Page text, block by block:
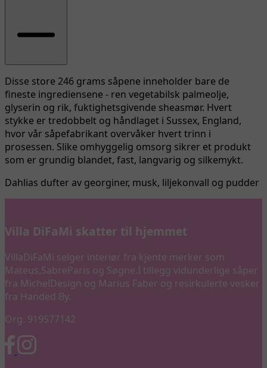
Disse store 246 grams såpene inneholder bare de
fineste ingrediensene - ren vegetabilsk palmeolje,
glyserin og rik, fuktighetsgivende sheasmør. Hvert
stykke er tredobbelt og håndlaget i Sussex, England,
hvor vår såpefabrikant overvåker hvert trinn i
prosessen. Slike omhyggelig omsorg sikrer et produkt
som er grundig blandet, fast, langvarig og silkemykt.
Dahlias dufter av georginer, musk, liljekonvall og pudder
Villa DiFaMi skatter til hjemmet
VillaDiFaMi selger interiør fra kjente merker som
Mateus,SabreParis og Søgne.I tillegg vidunderlige såper
fra MichelDesign og Marius Faber og resirkulerte vesker
fra Handed By.
Org. 919577142